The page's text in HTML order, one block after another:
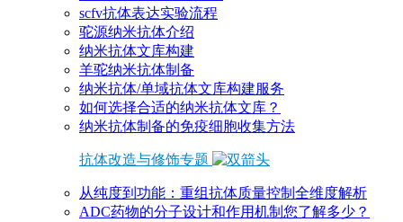
scfv抗体表达实验流程
驼源纳米抗体介绍
纳米抗体文库构建
羊驼纳米抗体制备
纳米抗体/单域抗体文库构建服务
如何选择合适的纳米抗体文库？
纳米抗体制备的免疫细胞收集方法
抗体改造与修饰专题
从纯度到功能：重组抗体质量控制全维度解析
ADC药物的分子设计和作用机制您了解多少？